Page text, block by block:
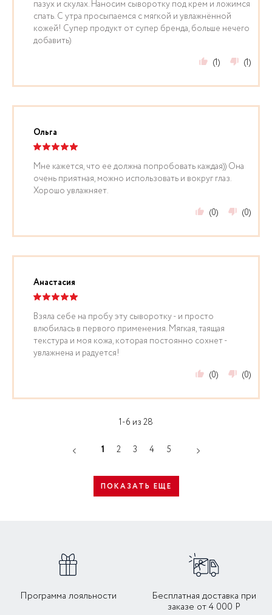
пазух и скулах. Наносим сыворотку под крем и ложимся
спать. С утра просыпаемся с мягкой и увлажнённой
кожей! Супер продукт от супер бренда, больше нечего
добавить)
(1)
(1)
Ольга
Мне кажется, что ее должна попробовать каждая)) Она
очень приятная, можно использовать и вокруг глаз.
Хорошо увлажняет.
(0)
(0)
Анастасия
Взяла себе на пробу эту сыворотку - и просто
влюбилась в первого применения. Мягкая, таящая
текстура и моя кожа, которая постоянно сохнет -
увлажнена и радуется!
(0)
(0)
1-6 из 28
1 2 3 4 5
ПОКАЗАТЬ ЕЩЕ
Программа лояльности
Бесплатная доставка при
заказе от 4 000 Р